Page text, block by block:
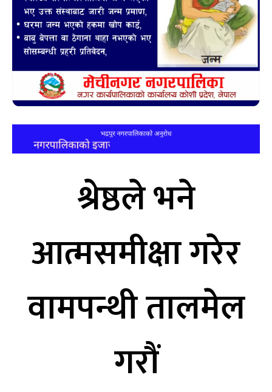
श्रेष्ठले भने
आत्मसमीक्षा गरेर
वामपन्थी तालमेल
गरौं